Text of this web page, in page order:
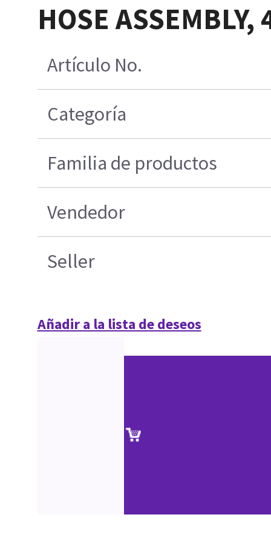
HOSE ASSEMBLY,
Artículo No.
Categoría
Familia de productos
Vendedor
Seller
Añadir a la lista de deseos